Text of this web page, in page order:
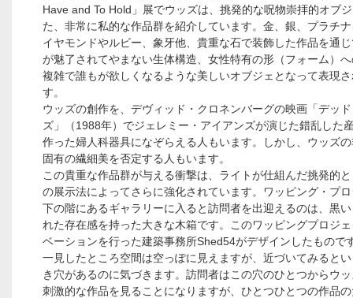
Have and To Hold」展でウッズは、挑発的な呪物崇拝的オブ
た、非常に私的な作品群を紹介しています。金、銀、プラチ
イヤモンドやルビー、象牙他、貴重な石で装飾した作品を通
が魅了されてやまない生体構造、女性特有の形（フォーム）
複雑で誰もが欲しくなるような美しいオブジェとなって表現
す。
ウッズの創作を、デヴィッド・クロネンバーグの映画「デッ
ズ」（1988年）でジェレミー・アイアンズが演じた錯乱した
作った婦人科器具になぞらえる人もいます。しかし、ウッズ
固有の繊細美を否定する人もいます。
この貴重な作品群が与える衝撃は、ライトが仕組んだ挑発的
の展示法によってさらに強化されています。ワッピング・プ
下の階にあるギャラリーに入ると訪問者を出迎えるのは、黒
れた存在感を持った大きな木箱です。このワッピングプロジ
ベーションを行った建築事務所Shed54がデザインしたもので
一見したところ空間は空っぽに見えますが、近づいてみると
き穴があるのに気づきます。訪問者はこの穴のひとつからウ
刺激的な作品を見ることになりますが、ひとつひとつの作品